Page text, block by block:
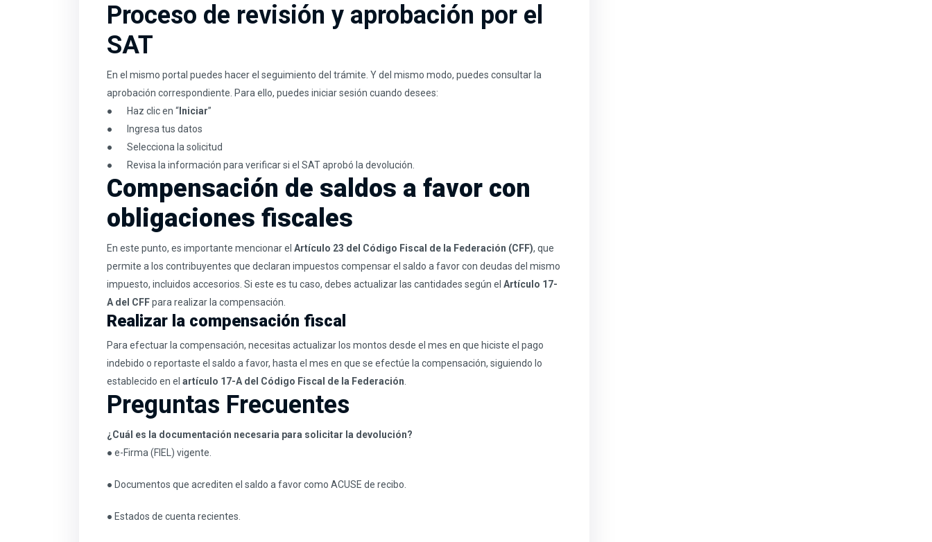
Proceso de revisión y aprobación por el
SAT
En el mismo portal puedes hacer el seguimiento del trámite. Y del mismo modo, puedes consultar la
aprobación correspondiente. Para ello, puedes iniciar sesión cuando desees:
● Haz clic en “ Iniciar”
● Ingresa tus datos
● Selecciona la solicitud
● Revisa la información para verificar si el SAT aprobó la devolución.
Compensación de saldos a favor con
obligaciones fiscales
En este punto, es importante mencionar el Artículo 23 del Código Fiscal de la Federación (CFF), que
permite a los contribuyentes que declaran impuestos compensar el saldo a favor con deudas del mismo
impuesto, incluidos accesorios. Si este es tu caso, debes actualizar las cantidades según el Artículo 17-
A del CFFpara realizar la compensación.
Realizar la compensación fiscal
Para efectuar la compensación, necesitas actualizar los montos desde el mes en que hiciste el pago
indebido o reportaste el saldo a favor, hasta el mes en que se efectúe la compensación, siguiendo lo
establecido en el artículo 17-A del Código Fiscal de la Federación
Preguntas Frecuentes
¿Cuál es la documentación necesaria para solicitar la devolución?
● e-Firma (FIEL) vigente.
● Documentos que acrediten el saldo a favor como ACUSE de recibo.
● Estados de cuenta recientes.